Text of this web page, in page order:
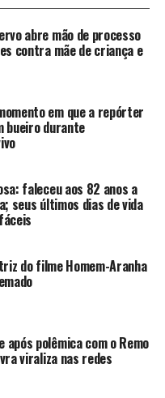
explicou o que
teve uma dor de
mas não quis ir ao
Nuriye decidiu
da filha.
emocionou os
até o local da
e fãs
homenagens à
em casa na última
35 anos.
atriz segue
a conclusão da
da morte. A principal
cardíaco, embora
a possibilidade de
abre mão de processo
contra mãe de criança e
em que a repórter
bueiro durante
faleceu aos 82 anos a
seus últimos dias de vida
do filme Homem-Aranha
após polêmica com o Remo
viraliza nas redes